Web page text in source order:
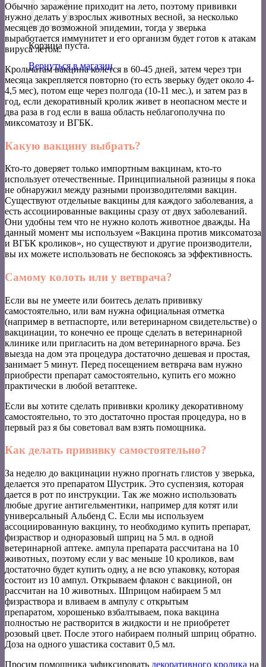
Корзина пуста.
Вернуться в магазин
Обычно заражение приходит на лето, поэтому прививки
нужно делать у взрослых животных весной, за несколько
месяцев до возможной эпидемии, тогда у зверька
выработается иммунитет и его организм будет готов к атакам
вируса летом.
Крольчатам вакцина колется в 60-45 дней, затем через три
месяца закрепляется повторно (то есть зверьку будет около 4-
4,5 мес), потом еще через полгода (10-11 мес.), и затем раз в
год, если декоративный кролик живет в неопасном месте и
два раза в год если в ваша область неблагополучна по
миксоматозу и ВГБК.
Какую вакцину выбрать?
Кто-то доверяет только импортным вакцинам, кто-то
использует отечественные. Принципиальной разницы я пока
не обнаружил между разными производителями вакцин.
Существуют отдельные вакцины для каждого заболевания, а
есть ассоциированные вакцины сразу от двух заболеваний.
Они удобны тем что не нужно колоть животное дважды. На
данный момент мы используем «Вакцина против миксоматоза
и ВГБК кроликов», но существуют и другие производители,
вы их можете использовать не беспокоясь за эффективность.
Самому колоть или у ветврача?
Если вы не умеете или боитесь делать прививку
самостоятельно, или вам нужна официальная отметка
(например в ветпаспорте, или ветеринарном свидетельстве) о
вакцинации, то конечно ее проще сделать в ветеринарной
клинике или пригласить на дом ветеринарного врача. Без
выезда на дом эта процедура достаточно дешевая и простая,
занимает 5 минут. Перед посещением ветврача вам нужно
приобрести препарат самостоятельно, купить его можно
практически в любой ветаптеке.
Если вы хотите сделать прививки кролику декоративному
самостоятельно, то это достаточно простая процедура, но в
первый раз я бы советовал вам взять помощника.
Как делать прививку самостоятельно?
За неделю до вакцинации нужно прогнать глистов у зверька,
делается это препаратом Шустрик. Это суспензия, которая
дается в рот по инструкции. Так же можно использовать
любые другие антигельментики, например для котят или
универсальный Альбенд С. Если мы используем
ассоциированную вакцину, то необходимо купить препарат,
физраствор и одноразовый шприц на 5 мл. в одной
ветеринарной аптеке. ампула препарата рассчитана на 10
животных, поэтому если у вас меньше 10 кроликов, вам
достаточно будет купить одну, а не всю упаковку, которая
состоит из 10 ампул. Открываем флакон с вакциной, он
рассчитан на 10 животных. Шприцом набираем 5 мл
физраствора и вливаем в ампулу с открытым
препаратом, хорошенько взбалтываем, пока вакцина
полностью не растворится в жидкости и не приобретет
розовый цвет. После этого набираем полный шприц обратно.
Доза на одного ушастика составит 0,5 мл.
Просим помощника зафиксировать декоративного кролика на